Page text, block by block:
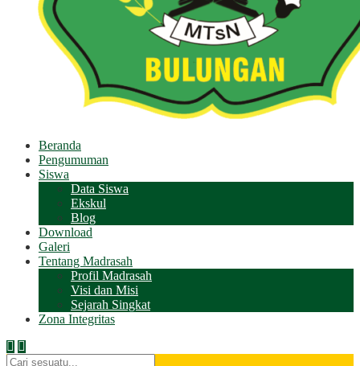
Beranda
Pengumuman
Siswa
Data Siswa
Ekskul
Blog
Download
Galeri
Tentang Madrasah
Profil Madrasah
Visi dan Misi
Sejarah Singkat
Zona Integritas